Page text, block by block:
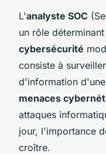
L'analyste SOC
un rôle
cybersécurité
consiste à
d'information
menaces
attaques
jour, l'importance
croître.